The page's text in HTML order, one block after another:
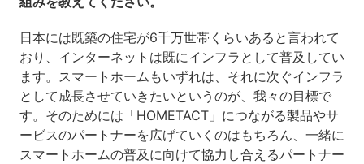
日本には既築の住宅が6千万世帯くらいあると言われて
おり、インターネットは既にインフラとして普及してい
ます。スマートホームもいずれは、それに次ぐインフラ
として成長させていきたいというのが、我々の目標で
す。そのためには「HOMETACT」につながる製品やサ
ービスのパートナーを広げていくのはもちろん、一緒に
スマートホームの普及に向けて協力し合えるパートナー